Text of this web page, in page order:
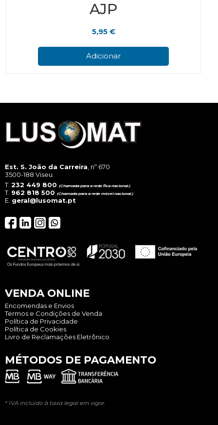
AJP
5,95 €
Adicionar
Est. S. João da Carreira , nº 670
3500-188 Viseu
T. 232 449 800 (Chamada para a rede fixa nacional.)
T. 962 818 500 (Chamada para a rede móvel nacional.)
E. geral@lusomat.pt
VENDA ONLINE
Encomendas e Envios
Termos e Condições de Venda
Política de Privacidade
Política de Cookies
Livro de Reclamações Eletrônico
MÉTODOS DE PAGAMENTO
* IVA incluído à taxa legal em vigor.